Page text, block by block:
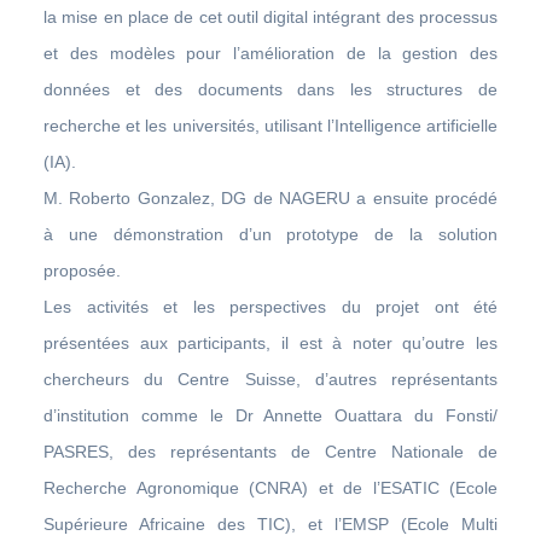
la mise en place de cet outil digital intégrant des processus
et des modèles pour l’amélioration de la gestion des
données et des documents dans les structures de
recherche et les universités, utilisant l’Intelligence artificielle
(IA).
M. Roberto Gonzalez, DG de NAGERU a ensuite procédé
à une démonstration d’un prototype de la solution
proposée.
Les activités et les perspectives du projet ont été
présentées aux participants, il est à noter qu’outre les
chercheurs du Centre Suisse, d’autres représentants
d’institution comme le Dr Annette Ouattara du Fonsti/
PASRES, des représentants de Centre Nationale de
Recherche Agronomique (CNRA) et de l’ESATIC (Ecole
Supérieure Africaine des TIC), et l’EMSP (Ecole Multi